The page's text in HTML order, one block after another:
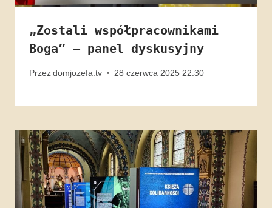
„Zostali współpracownikami
Boga” – panel dyskusyjny
Przezdomjozefa.tv 28 czerwca 2025 22:30